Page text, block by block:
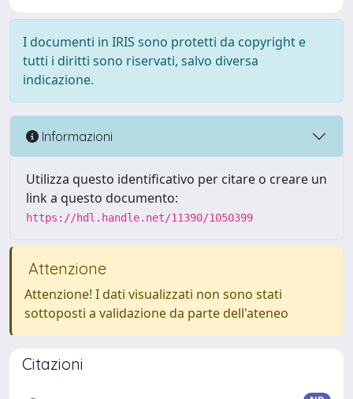
I documenti in IRIS sono protetti da copyright e
tutti i diritti sono riservati, salvo diversa
indicazione.
Informazioni
Utilizza questo identificativo per citare o creare un
link a questo documento:
https://hdl.handle.net/11390/1050399
Attenzione
Attenzione! I dati visualizzati non sono stati
sottoposti a validazione da parte dell'ateneo
Citazioni